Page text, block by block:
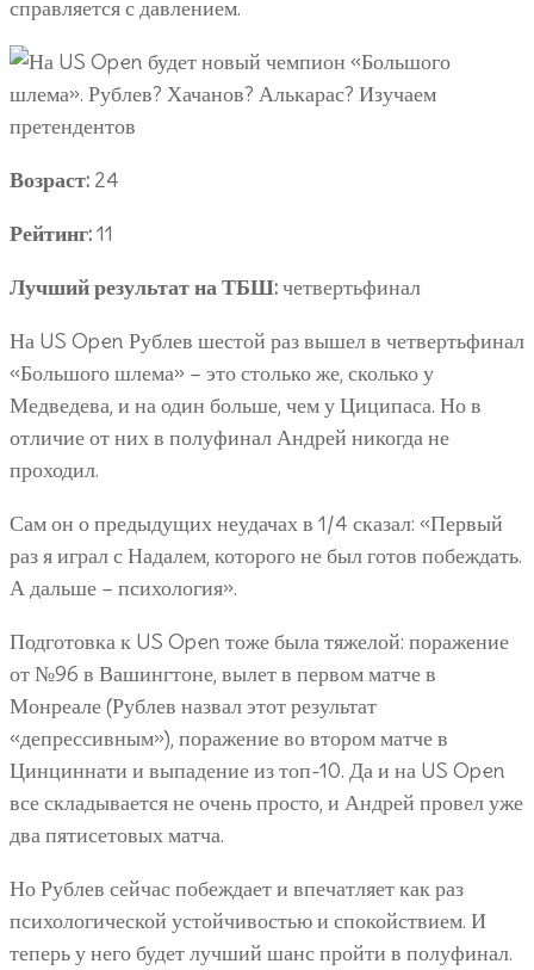
справляется с давлением.
Возраст: 24
Рейтинг:11
Лучший результат на ТБШ:четвертьфинал
На US Open Рублев шестой раз вышел в четвертьфинал
«Большого шлема» – это столько же, сколько у
Медведева, и на один больше, чем у Циципаса. Но в
отличие от них в полуфинал Андрей никогда не
проходил.
Сам он о предыдущих неудачах в 1/4 сказал: «Первый
раз я играл с Надалем, которого не был готов побеждать.
А дальше – психология».
Подготовка к US Open тоже была тяжелой: поражение
от №96 в Вашингтоне, вылет в первом матче в
Монреале (Рублев назвал этот результат
«депрессивным»), поражение во втором матче в
Цинциннати и выпадение из топ-10. Да и на US Open
все складывается не очень просто, и Андрей провел уже
два пятисетовых матча.
Но Рублев сейчас побеждает и впечатляет как раз
психологической устойчивостью и спокойствием. И
теперь у него будет лучший шанс пройти в полуфинал.